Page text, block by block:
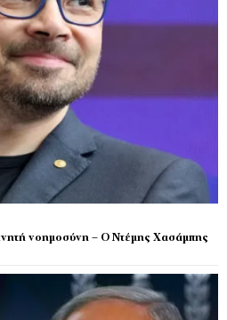
νοημοσύνη – Ο Ντέμης Χασάμπης